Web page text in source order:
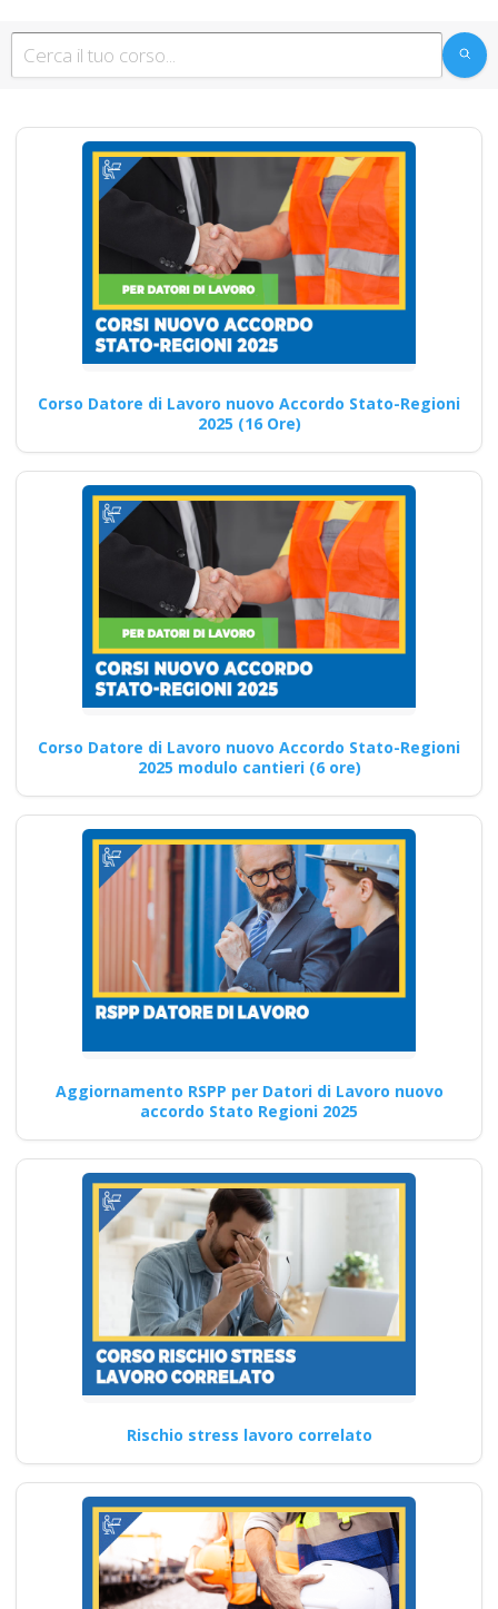
attestati: le ultime
indicazioni normative
Nuovo accordo stato
regioni 2025 corso
formatori
videoconferenza fad
aula virtuale
integrazione parte
per Datori di Lavoro
con compiti di RSPP
(DL SPP) rls rlst
preposto datore
lavoratori ddl dlspp
rinnovo attestato
Corso Formatore per la
Sicurezza sul Lavoro: Teoria
Quali sono i requisiti…
Corso Sicurezza
Domiciliare:
Sicurezza e
Normative per
Lavoro a Domicilio
corso formatore rspp
rischio basso medio
alto
Corso avanzato per
edile: cosa imparerai Quali
sono i…
Continua
Aggiornamento per
RSPP in ambito di
sicurezza sul lavoro
Corso Datore
Modulo Aggiuntivo
Cantieri Edili 6 ore
Corso di Formazione
Corso Datore di Lavoro nuovo Accordo Stato-Regioni
2025 (16 Ore)
Corso Datore di Lavoro nuovo Accordo Stato-Regioni
2025 modulo cantieri (6 ore)
Aggiornamento RSPP per Datori di Lavoro nuovo
accordo Stato Regioni 2025
Rischio stress lavoro correlato